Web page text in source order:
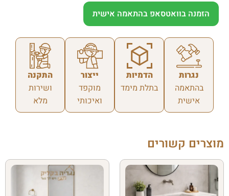
הזמנה בוואטסאפ בהתאמה אישית
נגרות
בהתאמה
אישית
הדמיות
בתלת מימד
ייצור
מוקפד
ואיכותי
התקנה
ושירות
מלא
מוצרים קשורים